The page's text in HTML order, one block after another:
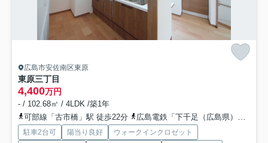
広島市安佐南区東原
東原三丁目
4,400万円
- / 102.68㎡ / 4LDK /築1年
可部線「古市橋」駅 徒歩22分
広島電鉄「下千足（広島県）」バス停下車 徒歩15分
駐車2台可 陽当り良好
ウォークインクロゼット